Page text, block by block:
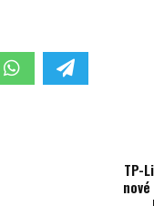
TP-